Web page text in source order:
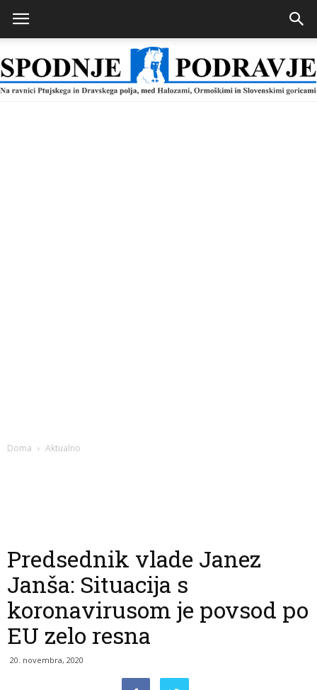
Doma Aktualno
Predsednik vlade Janez
Janša: Situacija s
koronavirusom je povsod po
EU zelo resna
20. novembra, 2020